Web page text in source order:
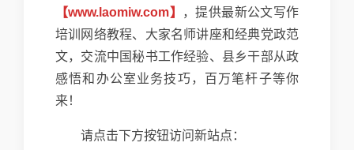
【www.laomiw.com】
，提供最新公文写作
培训网络教程、大家名师讲座和经典党政范
文，交流中国秘书工作经验、县乡干部从政
感悟和办公室业务技巧，百万笔杆子等你
来！
请点击下方按钮访问新站点：